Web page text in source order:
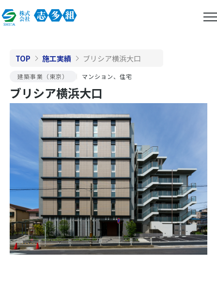
TOP 施工実績 ブリシア横浜大口
建築事業（東京） マンション、住宅
ブリシア横浜大口